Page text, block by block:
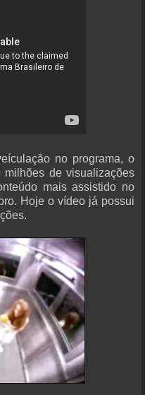
no programa, o
de visualizações
mais assistido no
Hoje o vídeo já possui